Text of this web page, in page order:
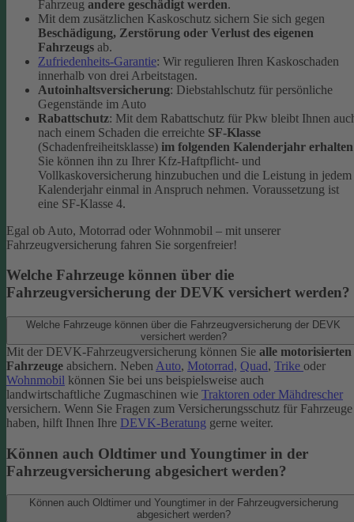
Fahrzeug andere geschädigt werden.
Mit dem zusätzlichen Kaskoschutz sichern Sie sich gegen
Beschädigung, Zerstörung oder Verlust des eigenen
Fahrzeugs ab.
Zufriedenheits-Garantie: Wir regulieren Ihren Kaskoschaden
innerhalb von drei Arbeitstagen.
Autoinhaltsversicherung: Diebstahlschutz für persönliche
Gegenstände im Auto
Rabattschutz: Mit dem Rabattschutz für Pkw bleibt Ihnen
nach einem Schaden die erreichte SF-Klasse
(Schadenfreiheitsklasse) im folgenden Kalenderjahr erhalten
Sie können ihn zu Ihrer Kfz-Haftpflicht- und
Vollkaskoversicherung hinzubuchen und die Leistung in jedem
Kalenderjahr einmal in Anspruch nehmen. Voraussetzung ist
eine SF-Klasse 4.
Egal ob Auto, Motorrad oder Wohnmobil – mit unserer
Fahrzeugversicherung fahren Sie sorgenfreier!
Welche Fahrzeuge können über die
Fahrzeugversicherung der DEVK versichert werden?
Welche Fahrzeuge können über die Fahrzeugversicherung der DEVK
versichert werden?
Mit der DEVK-Fahrzeugversicherung können Sie alle motorisierten
Fahrzeuge absichern. Neben Auto, Motorrad, Quad, Trike oder
Wohnmobil können Sie bei uns beispielsweise auch
landwirtschaftliche Zugmaschinen wie Traktoren oder Mähdrescher
versichern. Wenn Sie Fragen zum Versicherungsschutz für Fahrzeuge
haben, hilft Ihnen Ihre DEVK-Beratung gerne weiter.
Können auch Oldtimer und Youngtimer in der
Fahrzeugversicherung abgesichert werden?
Können auch Oldtimer und Youngtimer in der Fahrzeugversicherung
abgesichert werden?